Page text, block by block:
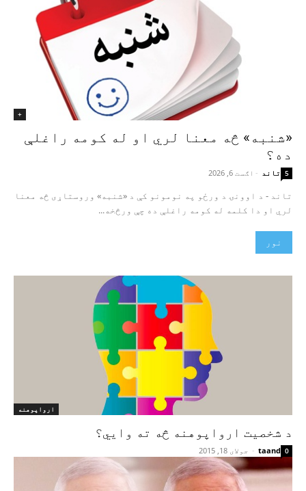
+
«شنبه» څه معنا لري او له کومه راغلې
ده؟
تاند - اګست 6, 2026 5
تاند - د اوونۍ د ورځو په نومونو کې د «شنبه» وروستاړی څه معنا
لري او دا کلمه له کومه راغلې ده چې ورڅخه...
نور
ارواپوهنه
د شخصيت ارواپوهنه څه ته وايي؟
taand
- جولای 18, 2015 0